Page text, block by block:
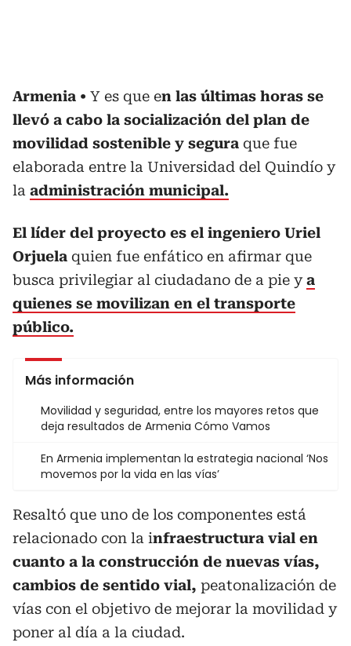
Armenia Y es que en las últimas horas se
llevó a cabo la socialización del plan de
movilidad sostenible y segura que fue
elaborada entre la Universidad del Quindío y
la administración municipal.
El líder del proyecto es el ingeniero Uriel
Orjuela quien fue enfático en afirmar que
busca privilegiar al ciudadano de a pie ya
quienes se movilizan en el transporte
público.
Más información
Movilidad y seguridad, entre los mayores retos que
deja resultados de Armenia Cómo Vamos
En Armenia implementan la estrategia nacional ‘Nos
movemos por la vida en las vías’
Resaltó que uno de los componentes está
relacionado con la infraestructura vial en
cuanto a la construcción de nuevas vías,
cambios de sentido vial, peatonalización de
vías con el objetivo de mejorar la movilidad y
poner al día a la ciudad.